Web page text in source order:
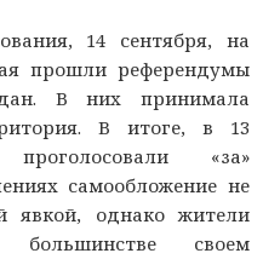
14 сентября, на
прошли референдумы
В них принимала
В итоге, в 13
«за»
самообложение не
явкой, однако жители
своем